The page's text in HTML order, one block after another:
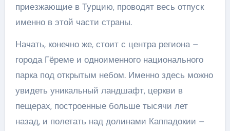
приезжающие в Турцию, проводят весь отпуск
именно в этой части страны.
Начать, конечно же, стоит с центра региона –
города Гёреме и одноименного национального
парка под открытым небом. Именно здесь можно
увидеть уникальный ландшафт, церкви в
пещерах, построенные больше тысячи лет
назад, и полетать над долинами Каппадокии –